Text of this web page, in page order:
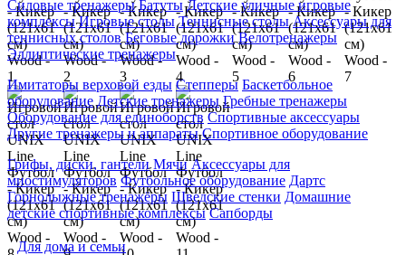
Силовые тренажеры Батуты Детские уличные игровые
комплексы Игровые столы Теннисные столы Аксессуары для
теннисных столов Беговые дорожки Велотренажеры
Эллиптические тренажеры
Имитаторы верховой езды Степперы Баскетбольное
оборудование Детские тренажеры Гребные тренажеры
Оборудование для единоборств Спортивные аксессуары
Другие тренажеры и аппараты Спортивное оборудование
Грифы, диски, гантели Мячи Аксессуары для
миостимуляторов Футбольное оборудование Дартс
Горнолыжные тренажёры Шведские стенки Домашние
детские спортивные комплексы Сапборды
Для дома и семьи